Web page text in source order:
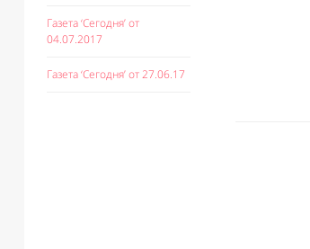
Газета ‘Сегодня’ от
04.07.2017
Газета ‘Сегодня’ от 27.06.17